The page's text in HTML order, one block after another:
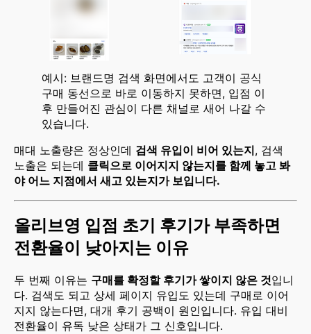
예시: 브랜드명 검색 화면에서도 고객이 공식
구매 동선으로 바로 이동하지 못하면, 입점 이
후 만들어진 관심이 다른 채널로 새어 나갈 수
있습니다.
매대 노출량은 정상인데 검색 유입이 비어 있는지, 검색
노출은 되는데 클릭으로 이어지지 않는지를 함께 놓고 봐
야 어느 지점에서 새고 있는지가 보입니다.
올리브영 입점 초기 후기가 부족하면
전환율이 낮아지는 이유
두 번째 이유는 구매를 확정할 후기가 쌓이지 않은 것입니
다. 검색도 되고 상세 페이지 유입도 있는데 구매로 이어
지지 않는다면, 대개 후기 공백이 원인입니다. 유입 대비
전환율이 유독 낮은 상태가 그 신호입니다.